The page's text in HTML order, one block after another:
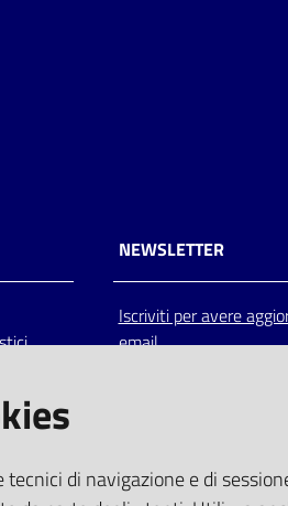
fax
NEWSLETTER
Iscriviti per avere
email
tecnici di navigazione e di